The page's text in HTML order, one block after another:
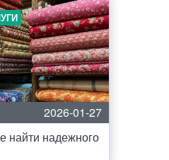
2026-01-27
найти надежного